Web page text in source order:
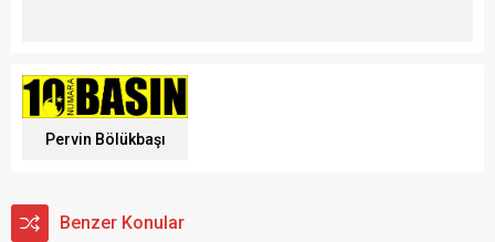
Pervin Bölükbaşı
Benzer Konular